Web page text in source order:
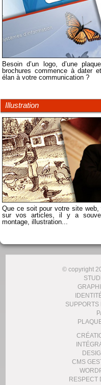
Besoin d’un logo, d’une
brochures commence à dater
élan à votre communication ?
Illustration
Que ce soit pour votre site
sur vos articles, il y a
montage, illustration...
© copyright
SUPPORTS
CMS
RESPECT